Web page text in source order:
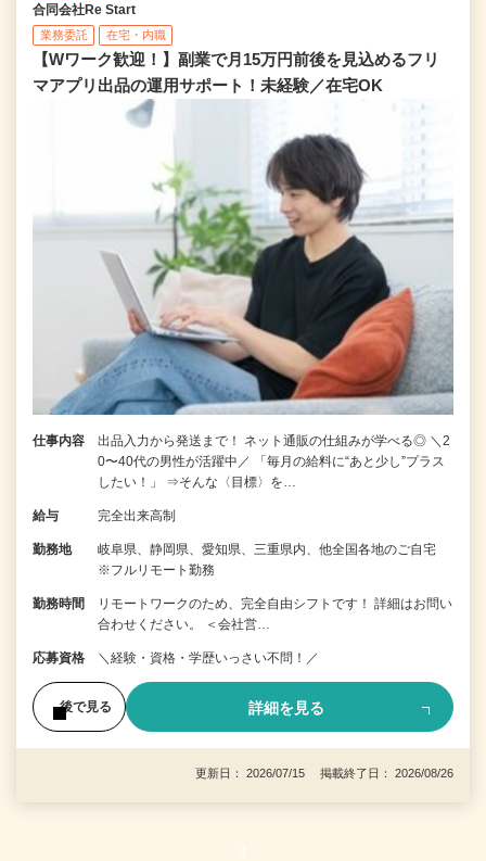
合同会社Re Start
業務委託 在宅・内職
【Wワーク歓迎！】副業で月15万円前後を見込めるフリ
マアプリ出品の運用サポート！未経験／在宅OK
仕事内容
出品入力から発送まで！ ネット通販の仕組みが学べる◎ ＼2
0〜40代の男性が活躍中／ 「毎月の給料に“あと少し”プラス
したい！」 ⇒そんな〈目標〉を…
給与 完全出来高制
勤務地
岐阜県、静岡県、愛知県、三重県内、他全国各地のご自宅
※フルリモート勤務
勤務時間
リモートワークのため、完全自由シフトです！ 詳細はお問い
合わせください。 ＜会社営…
応募資格 ＼経験・資格・学歴いっさい不問！／
後で見る 詳細を見る
更新日： 2026/07/15 掲載終了日： 2026/08/26
1